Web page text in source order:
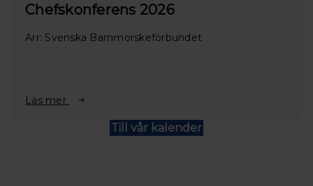
Chefskonferens 2026
Arr: Svenska Barnmorskeförbundet
Läs mer
Till vår kalender